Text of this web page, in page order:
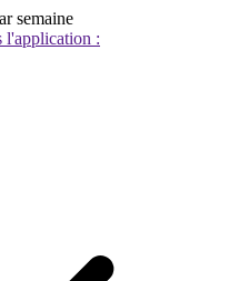
semaine
l'application :